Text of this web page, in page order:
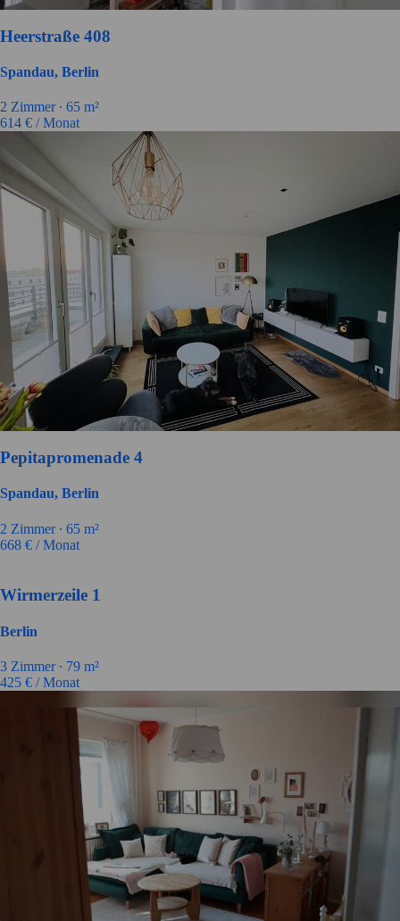
Heerstraße 408
Spandau, Berlin
2 Zimmer ∙ 65 m²
614 € / Monat
Pepitapromenade 4
Spandau, Berlin
2 Zimmer ∙ 65 m²
668 € / Monat
Wirmerzeile 1
Berlin
3 Zimmer ∙ 79 m²
425 € / Monat